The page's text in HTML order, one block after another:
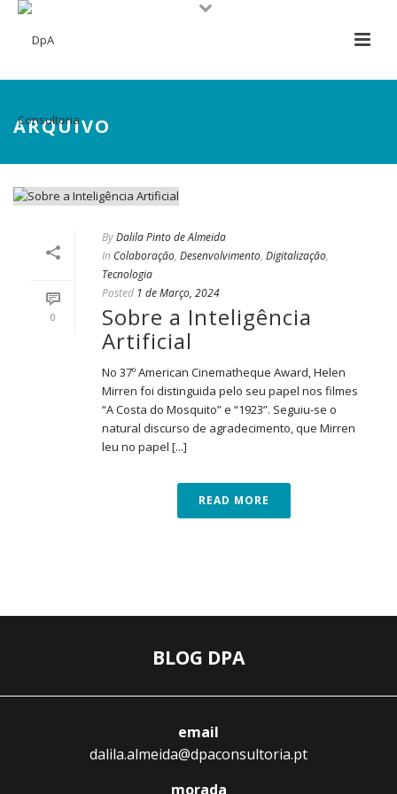
ARQUIVO
0
ByDalila Pinto de Almeida
In Colaboração, Desenvolvimento, Digitalização,
Tecnologia
Posted 1 de Março, 2024
Sobre a Inteligência
Artificial
No 37º American Cinematheque Award, Helen
Mirren foi distinguida pelo seu papel nos filmes
“A Costa do Mosquito” e “1923”. Seguiu-se o
natural discurso de agradecimento, que Mirren
leu no papel [...]
READ MORE
BLOG DPA
email
dalila.almeida@dpaconsultoria.pt
morada